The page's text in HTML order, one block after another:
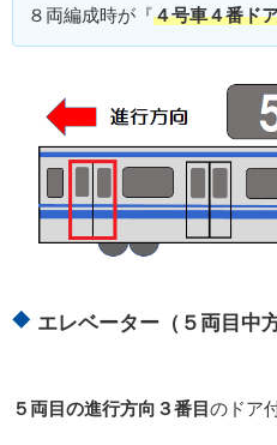
８両編成時が『４号車４番ド
エレベーター（５両目中方
５両目の進行方向３番目 のドア